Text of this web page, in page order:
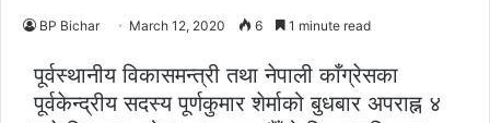
BP Bichar March 12, 2020 6 1 minute read
पूर्वस्थानीय विकासमन्त्री तथा नेपाली काँग्रेसका
पूर्वकेन्द्रीय सदस्य पूर्णकुमार शेर्माको बुधबार अपराह्न ४